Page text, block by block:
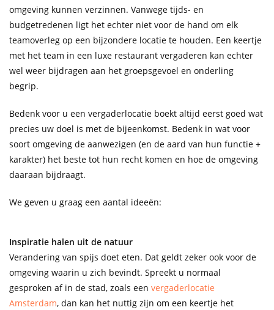
omgeving kunnen verzinnen. Vanwege tijds- en
budgetredenen ligt het echter niet voor de hand om elk
teamoverleg op een bijzondere locatie te houden. Een keertje
met het team in een luxe restaurant vergaderen kan echter
wel weer bijdragen aan het groepsgevoel en onderling
begrip.
Bedenk voor u een vergaderlocatie boekt altijd eerst goed wat
precies uw doel is met de bijeenkomst. Bedenk in wat voor
soort omgeving de aanwezigen (en de aard van hun functie +
karakter) het beste tot hun recht komen en hoe de omgeving
daaraan bijdraagt.
We geven u graag een aantal ideeën:
Inspiratie halen uit de natuur
Verandering van spijs doet eten. Dat geldt zeker ook voor de
omgeving waarin u zich bevindt. Spreekt u normaal
gesproken af in de stad, zoals een vergaderlocatie
Amsterdam, dan kan het nuttig zijn om een keertje het